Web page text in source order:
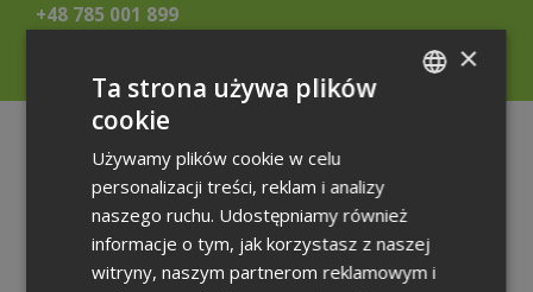
+48 785 001 899
Teczka
prasowa
Zdjęcia Grupy Kapitałowej Węglokoks S.A. - Górnictwo
×
Ta strona używa plików
cookie
Używamy plików cookie w celu
personalizacji treści, reklam i analizy
naszego ruchu. Udostępniamy również
informacje o tym, jak korzystasz z naszej
witryny, naszym partnerom reklamowym i